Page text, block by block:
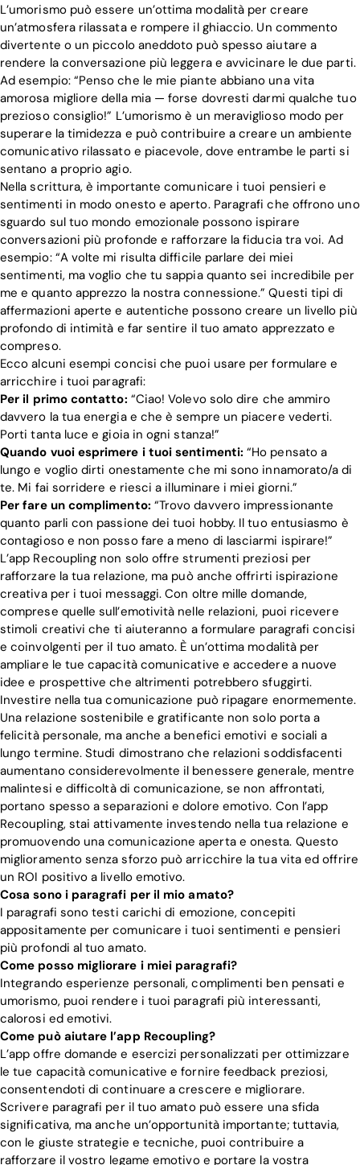
L’umorismo può essere un’ottima modalità per creare
un’atmosfera rilassata e rompere il ghiaccio. Un commento
divertente o un piccolo aneddoto può spesso aiutare a
rendere la conversazione più leggera e avvicinare le due parti.
Ad esempio: “Penso che le mie piante abbiano una vita
amorosa migliore della mia — forse dovresti darmi qualche tuo
prezioso consiglio!” L’umorismo è un meraviglioso modo per
superare la timidezza e può contribuire a creare un ambiente
comunicativo rilassato e piacevole, dove entrambe le parti si
sentano a proprio agio.
Nella scrittura, è importante comunicare i tuoi pensieri e
sentimenti in modo onesto e aperto. Paragrafi che offrono uno
sguardo sul tuo mondo emozionale possono ispirare
conversazioni più profonde e rafforzare la fiducia tra voi. Ad
esempio: “A volte mi risulta difficile parlare dei miei
sentimenti, ma voglio che tu sappia quanto sei incredibile per
me e quanto apprezzo la nostra connessione.” Questi tipi di
affermazioni aperte e autentiche possono creare un livello più
profondo di intimità e far sentire il tuo amato apprezzato e
compreso.
Ecco alcuni esempi concisi che puoi usare per formulare e
arricchire i tuoi paragrafi:
Per il primo contatto: “Ciao! Volevo solo dire che ammiro
davvero la tua energia e che è sempre un piacere vederti.
Porti tanta luce e gioia in ogni stanza!”
Quando vuoi esprimere i tuoi sentimenti: “Ho pensato a
lungo e voglio dirti onestamente che mi sono innamorato/a di
te. Mi fai sorridere e riesci a illuminare i miei giorni.”
Per fare un complimento: “Trovo davvero impressionante
quanto parli con passione dei tuoi hobby. Il tuo entusiasmo è
contagioso e non posso fare a meno di lasciarmi ispirare!”
L’app Recoupling non solo offre strumenti preziosi per
rafforzare la tua relazione, ma può anche offrirti ispirazione
creativa per i tuoi messaggi. Con oltre mille domande,
comprese quelle sull’emotività nelle relazioni, puoi ricevere
stimoli creativi che ti aiuteranno a formulare paragrafi concisi
e coinvolgenti per il tuo amato. È un’ottima modalità per
ampliare le tue capacità comunicative e accedere a nuove
idee e prospettive che altrimenti potrebbero sfuggirti.
Investire nella tua comunicazione può ripagare enormemente.
Una relazione sostenibile e gratificante non solo porta a
felicità personale, ma anche a benefici emotivi e sociali a
lungo termine. Studi dimostrano che relazioni soddisfacenti
aumentano considerevolmente il benessere generale, mentre
malintesi e difficoltà di comunicazione, se non affrontati,
portano spesso a separazioni e dolore emotivo. Con l’app
Recoupling, stai attivamente investendo nella tua relazione e
promuovendo una comunicazione aperta e onesta. Questo
miglioramento senza sforzo può arricchire la tua vita ed offrire
un ROI positivo a livello emotivo.
Cosa sono i paragrafi per il mio amato?
I paragrafi sono testi carichi di emozione, concepiti
appositamente per comunicare i tuoi sentimenti e pensieri
più profondi al tuo amato.
Come posso migliorare i miei paragrafi?
Integrando esperienze personali, complimenti ben pensati e
umorismo, puoi rendere i tuoi paragrafi più interessanti,
calorosi ed emotivi.
Come può aiutare l’app Recoupling?
L’app offre domande e esercizi personalizzati per ottimizzare
le tue capacità comunicative e fornire feedback preziosi,
consentendoti di continuare a crescere e migliorare.
Scrivere paragrafi per il tuo amato può essere una sfida
significativa, ma anche un’opportunità importante; tuttavia,
con le giuste strategie e tecniche, puoi contribuire a
rafforzare il vostro legame emotivo e portare la vostra